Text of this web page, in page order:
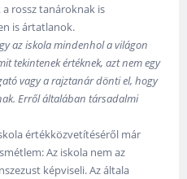
a rossz tanároknak is
is ártatlanok.
az iskola mindenhol a világon
tekintenek értéknek, azt nem egy
vagy a rajztanár dönti el, hogy
Erről általában társadalmi
értékközvetítéséről már
Az iskola nem az
képviseli. Az általa